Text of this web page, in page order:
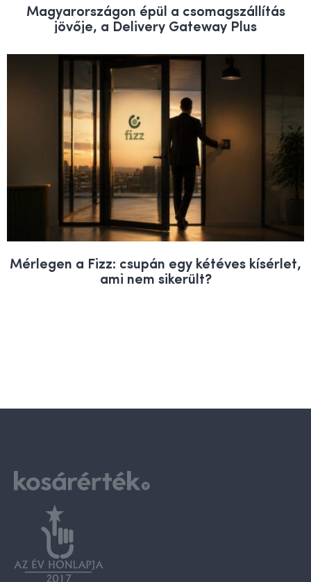
Magyarországon épül a csomagszállítás
jövője, a Delivery Gateway Plus
Mérlegen a Fizz: csupán egy kétéves kísérlet,
ami nem sikerült?